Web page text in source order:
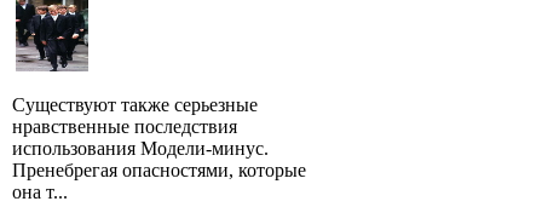
Существуют также серьезные
нравственные последствия
использования Модели-минус.
Пренебрегая опасностями, которые
она т...